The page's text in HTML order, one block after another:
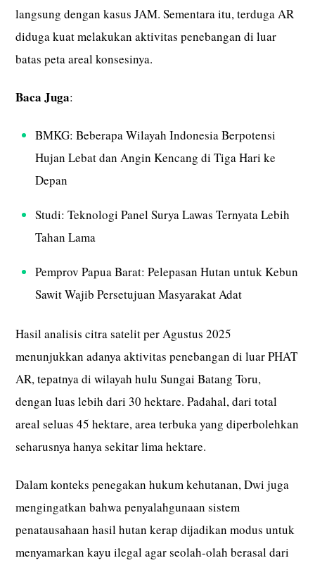
langsung dengan kasus JAM. Sementara itu, terduga AR
diduga kuat melakukan aktivitas penebangan di luar
batas peta areal konsesinya.
Baca Juga:
BMKG: Beberapa Wilayah Indonesia Berpotensi
Hujan Lebat dan Angin Kencang di Tiga Hari ke
Depan
Studi: Teknologi Panel Surya Lawas Ternyata Lebih
Tahan Lama
Pemprov Papua Barat: Pelepasan Hutan untuk Kebun
Sawit Wajib Persetujuan Masyarakat Adat
Hasil analisis citra satelit per Agustus 2025
menunjukkan adanya aktivitas penebangan di luar PHAT
AR, tepatnya di wilayah hulu Sungai Batang Toru,
dengan luas lebih dari 30 hektare. Padahal, dari total
areal seluas 45 hektare, area terbuka yang diperbolehkan
seharusnya hanya sekitar lima hektare.
Dalam konteks penegakan hukum kehutanan, Dwi juga
mengingatkan bahwa penyalahgunaan sistem
penatausahaan hasil hutan kerap dijadikan modus untuk
menyamarkan kayu ilegal agar seolah-olah berasal dari